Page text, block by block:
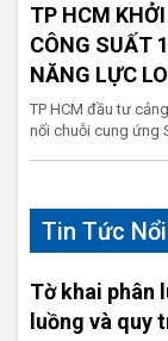
TP HCM
CÔNG SUẤT
NĂNG LỰC
TP HCM đầu tư
nối chuỗi cung ứng
Tin Tức
Tờ khai phân
luồng và quy